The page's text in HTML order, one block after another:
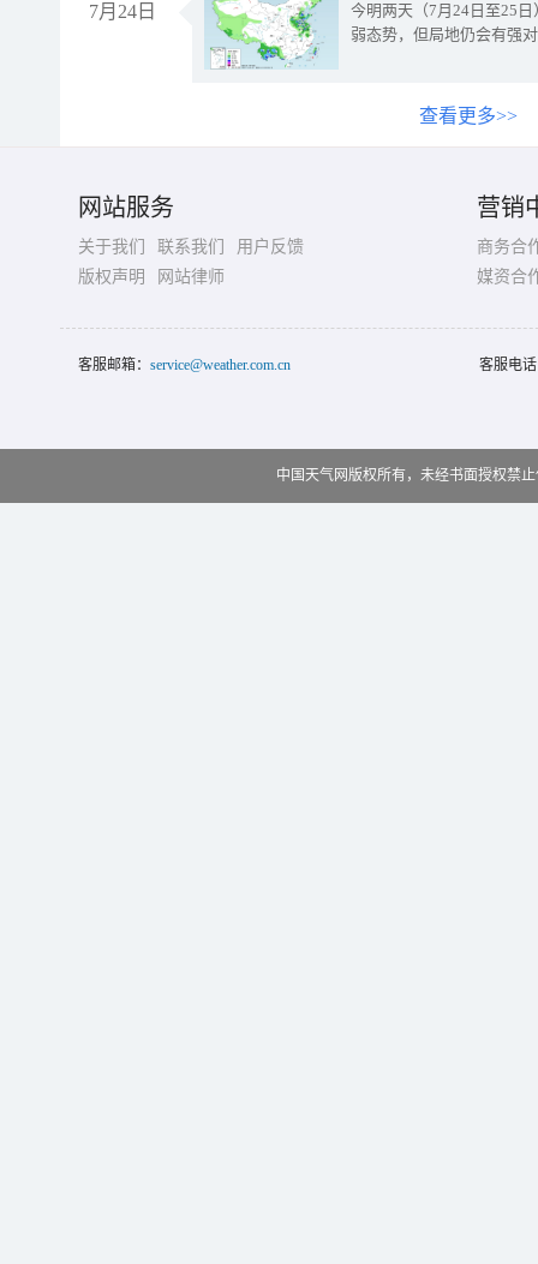
7月24日
今明两天（7月24日至25
弱态势，但局地仍会有强
查看更多>>
网站服务
关于我们 联系我们
用户反馈
版权声明
网站律师
营销
商务合
媒资合
客服邮箱： service@weather.com.cn 客服电
中国天气网版权所有，未经书面授权